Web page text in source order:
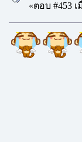
«ตอบ #453 เ